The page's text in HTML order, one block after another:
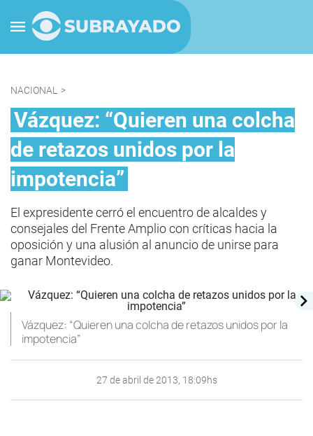
NACIONAL >
Vázquez: “Quieren una colcha
de retazos unidos por la
impotencia”
El expresidente cerró el encuentro de alcaldes y
consejales del Frente Amplio con críticas hacia la
oposición y una alusión al anuncio de unirse para
ganar Montevideo.
Vázquez: “Quieren una colcha de retazos unidos por la
impotencia”
27 de abril de 2013, 18:09hs